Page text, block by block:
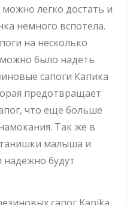
легко достать и
немного вспотела.
на несколько
было надеть
сапоги Капика
предотвращает
что еще больше
Так же в
малыша и
надежно будут
сапог Kapika